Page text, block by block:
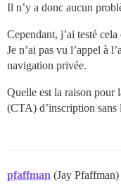
Il n’y a donc aucun
Cependant, j’ai testé
Je n’ai pas vu l’appel à
navigation privée.
Quelle est la raison pour
(CTA) d’inscription
pfaffman (Jay Pfaffman)